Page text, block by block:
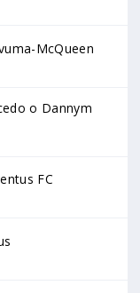
McQueen
o Dannym
FC